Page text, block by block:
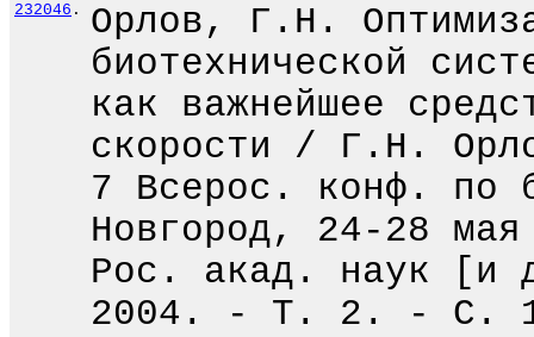
232046 .
Орлов, Г.Н.
биотехнической
как важнейшее
скорости / Г.Н.
7 Всерос. конф. по
Новгород, 24-28
Рос. акад. наук
2004. - Т. 2. - С.